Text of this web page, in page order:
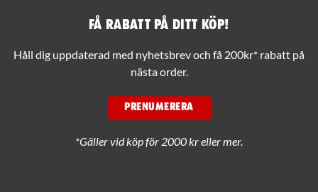
Få rabatt på ditt köp!
Håll dig uppdaterad med nyhetsbrev och få 200kr* rabatt på
nästa order.
PRENUMERERA
*Gäller vid köp för 2000 kr eller mer.